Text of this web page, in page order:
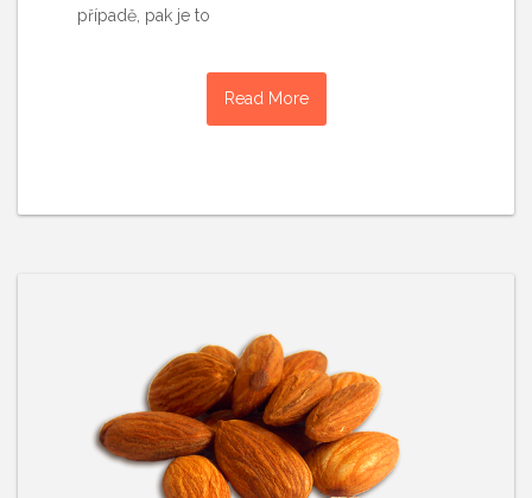
případě, pak je to
Read More